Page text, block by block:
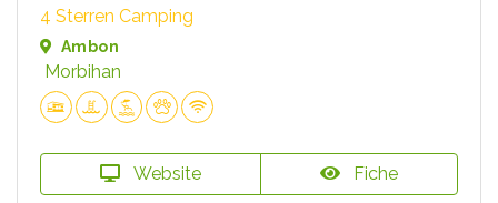
4 Sterren Camping
Ambon
Morbihan
Website Fiche